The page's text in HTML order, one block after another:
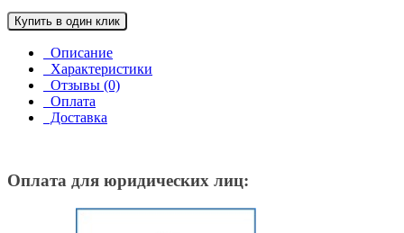
Купить в один клик
Описание
Характеристики
Отзывы (0)
Оплата
Доставка
Оплата для юридических лиц: